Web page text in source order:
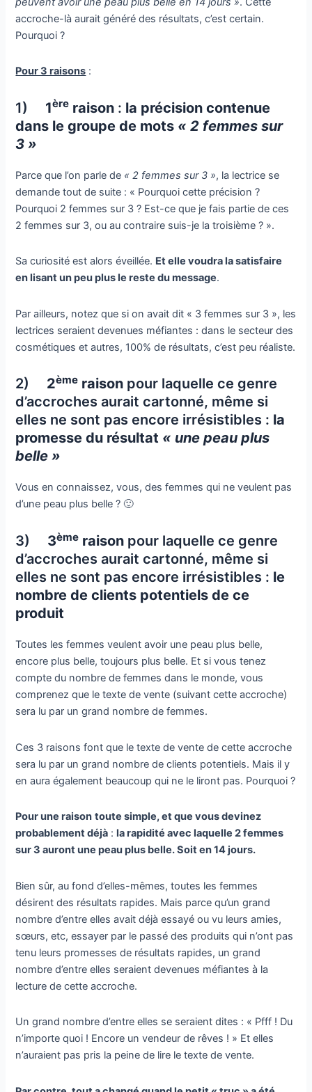
accroche-là aurait généré des résultats, c’est certain.
Pourquoi ?
Pour 3 raisons :
1) 1ère raison : la précision contenue
dans le groupe de mots « 2 femmes sur
3 »
Parce que l’on parle de « 2 femmes sur 3 », la lectrice se
demande tout de suite : « Pourquoi cette précision ?
Pourquoi 2 femmes sur 3 ? Est-ce que je fais partie de ces
2 femmes sur 3, ou au contraire suis-je la troisième ? ».
Sa curiosité est alors éveillée. Et elle voudra la satisfaire
en lisant un peu plus le reste du message.
Par ailleurs, notez que si on avait dit « 3 femmes sur 3 », les
lectrices seraient devenues méfiantes : dans le secteur des
cosmétiques et autres, 100% de résultats, c’est peu réaliste.
2) 2ème raison pour laquelle ce genre
d’accroches aurait cartonné, même si
elles ne sont pas encore irrésistibles : la
promesse du résultat « une peau plus
belle »
Vous en connaissez, vous, des femmes qui ne veulent pas
d’une peau plus belle ? 🙂
3) 3ème raison pour laquelle ce genre
d’accroches aurait cartonné, même si
elles ne sont pas encore irrésistibles : le
nombre de clients potentiels de ce
produit
Toutes les femmes veulent avoir une peau plus belle,
encore plus belle, toujours plus belle. Et si vous tenez
compte du nombre de femmes dans le monde, vous
comprenez que le texte de vente (suivant cette accroche)
sera lu par un grand nombre de femmes.
Ces 3 raisons font que le texte de vente de cette accroche
sera lu par un grand nombre de clients potentiels. Mais il y
en aura également beaucoup qui ne le liront pas. Pourquoi ?
Pour une raison toute simple, et que vous devinez
probablement déjà :la rapidité avec laquelle 2 femmes
sur 3 auront une peau plus belle. Soit en 14 jours.
Bien sûr, au fond d’elles-mêmes, toutes les femmes
désirent des résultats rapides. Mais parce qu’un grand
nombre d’entre elles avait déjà essayé ou vu leurs amies,
sœurs, etc, essayer par le passé des produits qui n’ont pas
tenu leurs promesses de résultats rapides, un grand
nombre d’entre elles seraient devenues méfiantes à la
lecture de cette accroche.
Un grand nombre d’entre elles se seraient dites : « Pfff ! Du
n’importe quoi ! Encore un vendeur de rêves ! » Et elles
n’auraient pas pris la peine de lire le texte de vente.